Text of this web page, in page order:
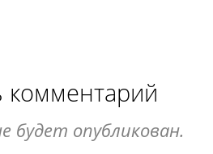
комментарий
будет опубликован.